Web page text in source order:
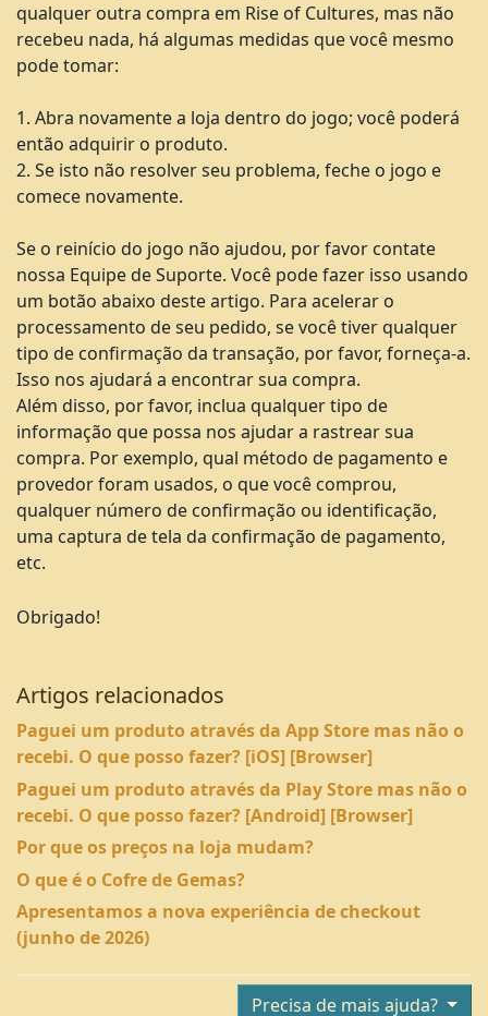
qualquer outra compra em Rise of Cultures, mas não
recebeu nada, há algumas medidas que você mesmo
pode tomar:
1. Abra novamente a loja dentro do jogo; você poderá
então adquirir o produto.
2. Se isto não resolver seu problema, feche o jogo e
comece novamente.
Se o reinício do jogo não ajudou, por favor contate
nossa Equipe de Suporte. Você pode fazer isso usando
um botão abaixo deste artigo. Para acelerar o
processamento de seu pedido, se você tiver qualquer
tipo de confirmação da transação, por favor, forneça-a.
Isso nos ajudará a encontrar sua compra.
Além disso, por favor, inclua qualquer tipo de
informação que possa nos ajudar a rastrear sua
compra. Por exemplo, qual método de pagamento e
provedor foram usados, o que você comprou,
qualquer número de confirmação ou identificação,
uma captura de tela da confirmação de pagamento,
etc.
Obrigado!
Artigos relacionados
Paguei um produto através da App Store mas não o
recebi. O que posso fazer? [iOS] [Browser]
Paguei um produto através da Play Store mas não o
recebi. O que posso fazer? [Android] [Browser]
Por que os preços na loja mudam?
O que é o Cofre de Gemas?
Apresentamos a nova experiência de checkout
(junho de 2026)
Precisa de mais ajuda?